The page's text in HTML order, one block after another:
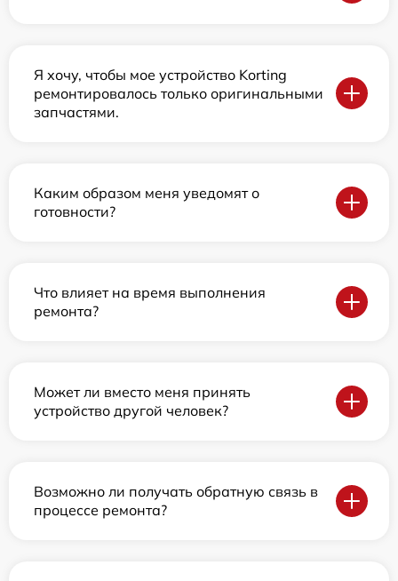
Я хочу, чтобы мое устройство Korting
ремонтировалось только оригинальными
запчастями.
Каким образом меня уведомят о
готовности?
Что влияет на время выполнения
ремонта?
Может ли вместо меня принять
устройство другой человек?
Возможно ли получать обратную связь в
процессе ремонта?